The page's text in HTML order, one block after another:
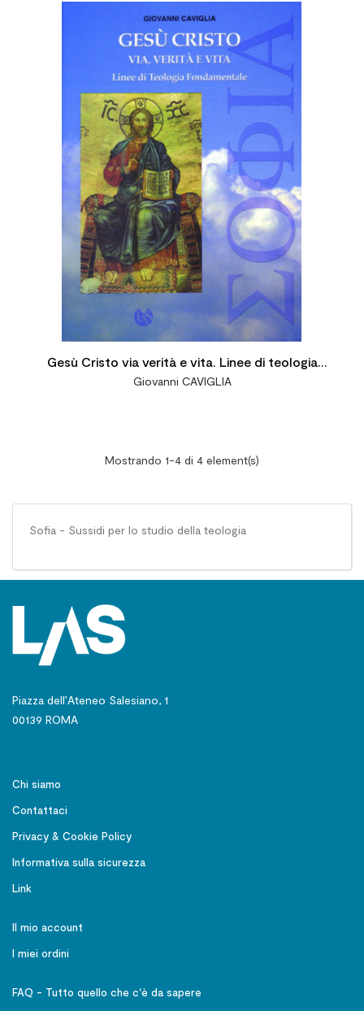
Gesù Cristo via verità e vita. Linee di teologia
fondamentale
Giovanni CAVIGLIA
Mostrando 1-4 di 4 element(s)
Sofia - Sussidi per lo studio della teologia
Piazza dell’Ateneo Salesiano, 1
00139 ROMA
Chi siamo
Contattaci
Privacy & Cookie Policy
Informativa sulla sicurezza
Link
Il mio account
I miei ordini
FAQ - Tutto quello che c'è da sapere